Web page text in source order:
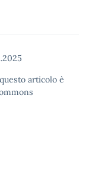
articolo è